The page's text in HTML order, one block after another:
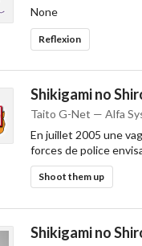
None
Reflexion
Shikigami no
Taito G-Net — Alfa
En juillet 2005 une
forces de police
Shoot them up
Shikigami no